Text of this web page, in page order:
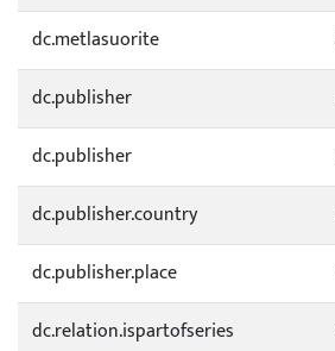
dc.metlasuorite
dc.publisher
dc.publisher
dc.publisher.country
dc.publisher.place
dc.relation.ispartofseries